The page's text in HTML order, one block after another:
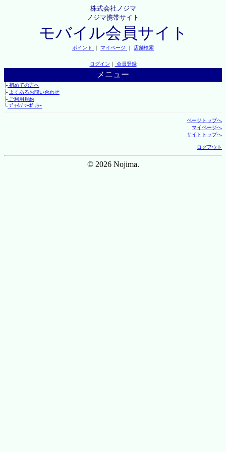
株式会社ノジマ
ノジマ携帯サイト
モバイル会員サイト
ポイント ｜ マイページ ｜ 店舗検索
ログイン ｜ 会員登録
メニュー
├初めての方へ
├ よくあるお問い合わせ
├ご利用規約
└ﾌﾟﾗｲﾊﾞｼｰﾎﾟﾘｼｰ
ページトップへ
マイページへ
サイトトップへ
ログアウト
© 2026 Nojima.